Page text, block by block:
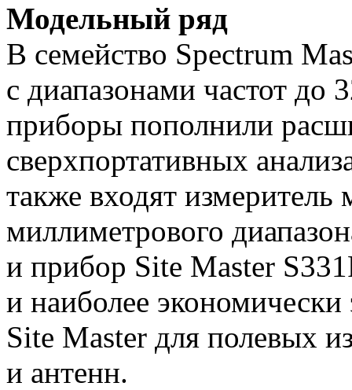
Модельный ряд
В семейство Spectrum
с диапазонами частот
приборы пополнили
сверхпортативных
также входят
миллиметрового
и прибор Site Master
и наиболее
Site Master для полевых
и антенн.